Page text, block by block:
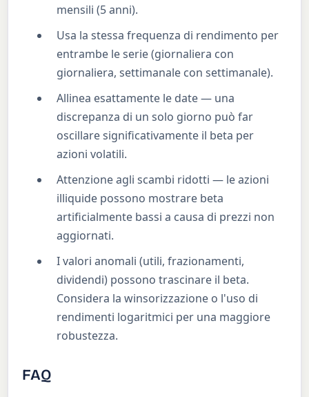
mensili (5 anni).
Usa la stessa frequenza di rendimento per
entrambe le serie (giornaliera con
giornaliera, settimanale con settimanale).
Allinea esattamente le date — una
discrepanza di un solo giorno può far
oscillare significativamente il beta per
azioni volatili.
Attenzione agli scambi ridotti — le azioni
illiquide possono mostrare beta
artificialmente bassi a causa di prezzi non
aggiornati.
I valori anomali (utili, frazionamenti,
dividendi) possono trascinare il beta.
Considera la winsorizzazione o l'uso di
rendimenti logaritmici per una maggiore
robustezza.
FAQ